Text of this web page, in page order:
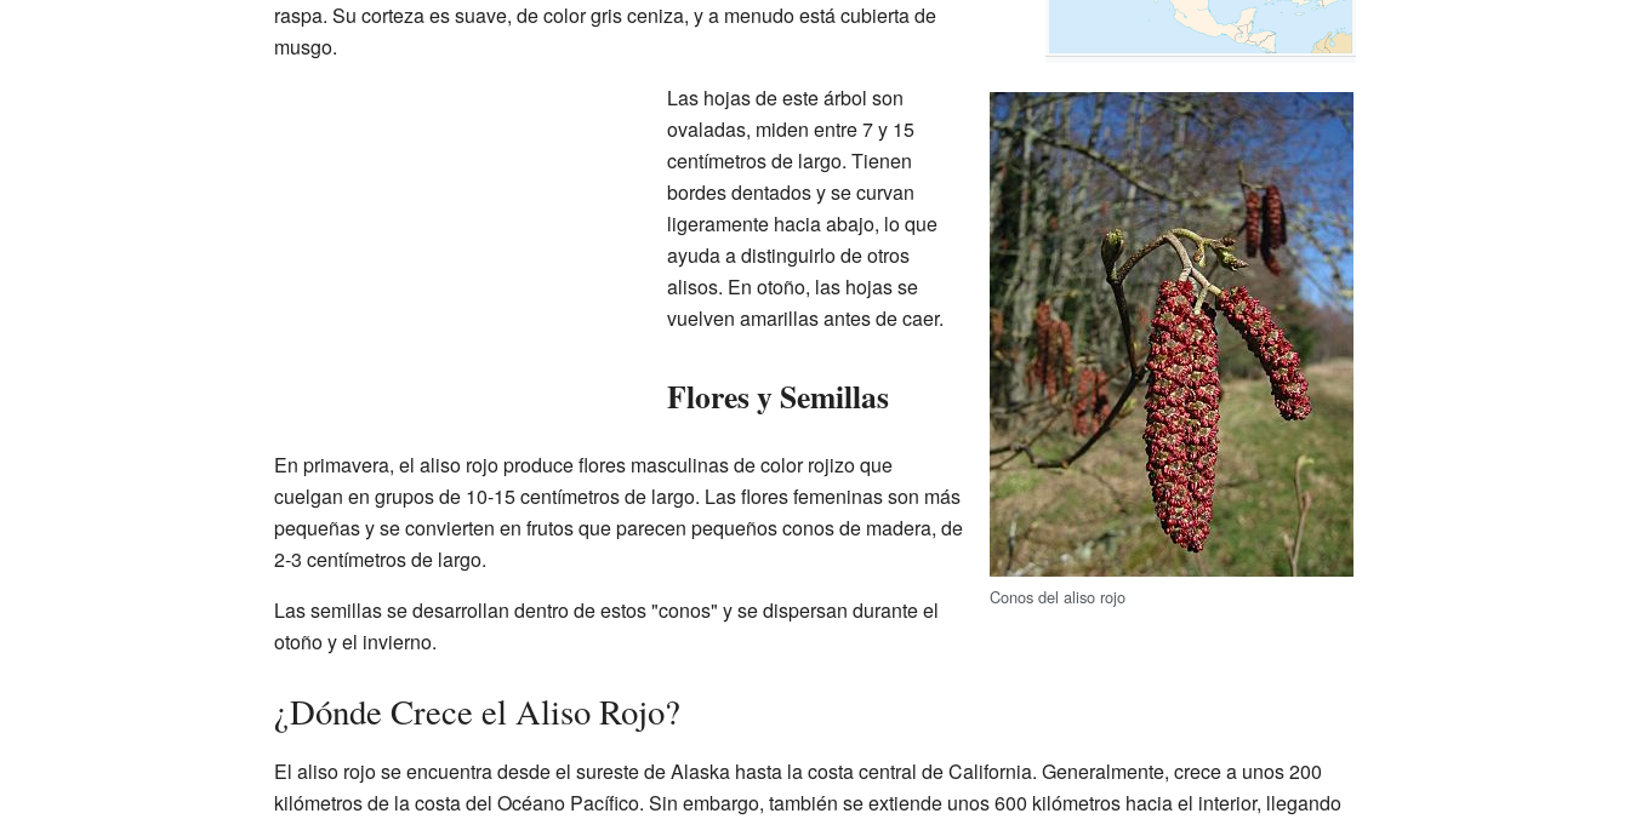
Conos del aliso rojo
raspa. Su corteza es suave, de color gris ceniza, y a menudo está cubierta de
musgo.
Las hojas de este árbol son
ovaladas, miden entre 7 y 15
centímetros de largo. Tienen
bordes dentados y se curvan
ligeramente hacia abajo, lo que
ayuda a distinguirlo de otros
alisos. En otoño, las hojas se
vuelven amarillas antes de caer.
Flores y Semillas
En primavera, el aliso rojo produce flores masculinas de color rojizo que
cuelgan en grupos de 10-15 centímetros de largo. Las flores femeninas son más
pequeñas y se convierten en frutos que parecen pequeños conos de madera, de
2-3 centímetros de largo.
Las semillas se desarrollan dentro de estos "conos" y se dispersan durante el
otoño y el invierno.
¿Dónde Crece el Aliso Rojo?
El aliso rojo se encuentra desde el sureste de Alaska hasta la costa central de California. Generalmente, crece a unos 200
kilómetros de la costa del Océano Pacífico. Sin embargo, también se extiende unos 600 kilómetros hacia el interior, llegando